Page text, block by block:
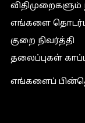
எங்களை
குறை நிவர்த்தி
தலைப்புகள்
எங்களைப்